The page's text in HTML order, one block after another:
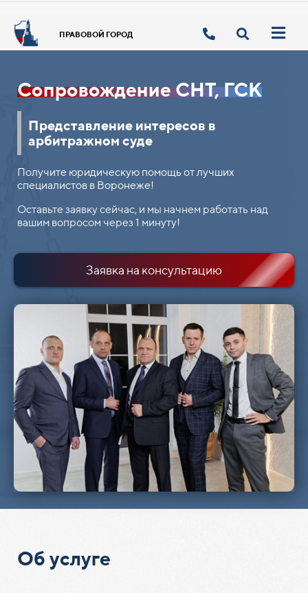
ПРАВОВОЙ ГОРОД
Сопровождение СНТ, ГСК
Представление интересов в
арбитражном суде
Получите юридическую помощь от лучших
специалистов в Воронеже!
Оставьте заявку сейчас, и мы начнем работать над
вашим вопросом через 1 минуту!
Заявка на консультацию
Об услуге